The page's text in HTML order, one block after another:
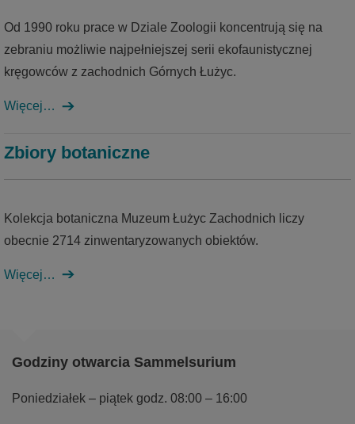
Od 1990 roku prace w Dziale Zoologii koncentrują się na
zebraniu możliwie najpełniejszej serii ekofaunistycznej
kręgowców z zachodnich Górnych Łużyc.
Więcej…
Zbiory botaniczne
Kolekcja botaniczna Muzeum Łużyc Zachodnich liczy
obecnie 2714 zinwentaryzowanych obiektów.
Więcej…
Godziny otwarcia Sammelsurium
Poniedziałek – piątek godz. 08:00 – 16:00